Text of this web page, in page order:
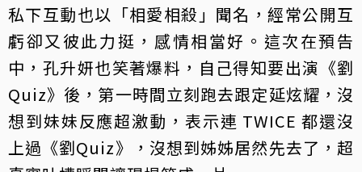
私下互動也以「相愛相殺」聞名，經常公開互
虧卻又彼此力挺，感情相當好。這次在預告
中，孔升妍也笑著爆料，自己得知要出演《劉
Quiz》後，第一時間立刻跑去跟定延炫耀，沒
想到妹妹反應超激動，表示連 TWICE 都還沒
上過《劉Quiz》，沒想到姊姊居然先去了，超